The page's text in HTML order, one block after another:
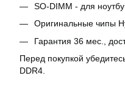
SO-DIMM - для
Оригинальные чипы
Гарантия 36 мес.,
Перед покупкой
DDR4.